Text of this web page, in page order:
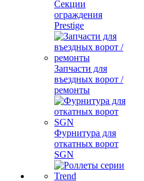
Секции
ограждения
Prestige
Запчасти для
въездных ворот /
ремонты
Фурнитура для
откатных ворот
SGN